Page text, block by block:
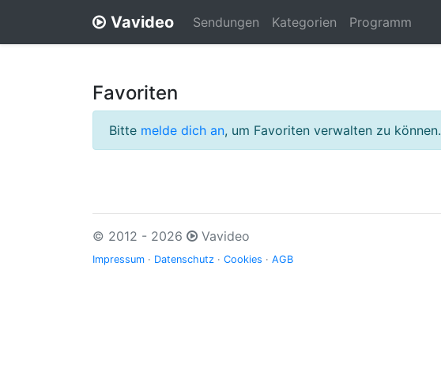
Vavideo Sendungen Kategorien Programm
Favoriten
Bitte melde dich an, um Favoriten verwalten zu können.
© 2012 - 2026 Vavideo
Impressum · Datenschutz · Cookies · AGB